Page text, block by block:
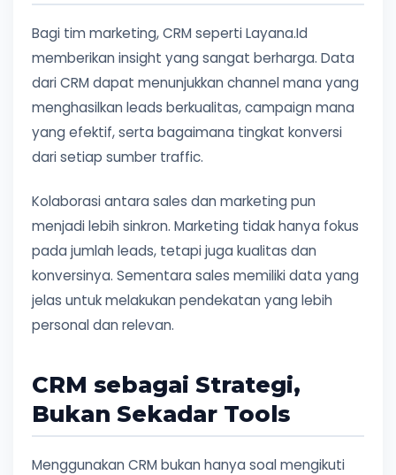
Bagi tim marketing, CRM seperti Layana.Id
memberikan insight yang sangat berharga. Data
dari CRM dapat menunjukkan channel mana yang
menghasilkan leads berkualitas, campaign mana
yang efektif, serta bagaimana tingkat konversi
dari setiap sumber traffic.
Kolaborasi antara sales dan marketing pun
menjadi lebih sinkron. Marketing tidak hanya fokus
pada jumlah leads, tetapi juga kualitas dan
konversinya. Sementara sales memiliki data yang
jelas untuk melakukan pendekatan yang lebih
personal dan relevan.
CRM sebagai Strategi,
Bukan Sekadar Tools
Menggunakan CRM bukan hanya soal mengikuti